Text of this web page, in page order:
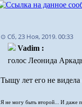
⊙ Сб, 23 Ноя, 2019. 00:33
Vadim :
голос Леонида
Тыщу лет его не
Я не могу быть второй... И даже